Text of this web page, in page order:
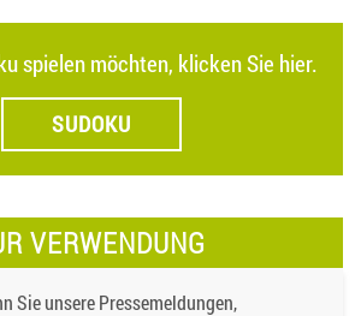
spielen möchten, klicken Sie hier.
SUDOKU
VERWENDUNG
Sie unsere Pressemeldungen,